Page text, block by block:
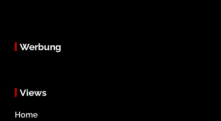
Werbung
Views
Home